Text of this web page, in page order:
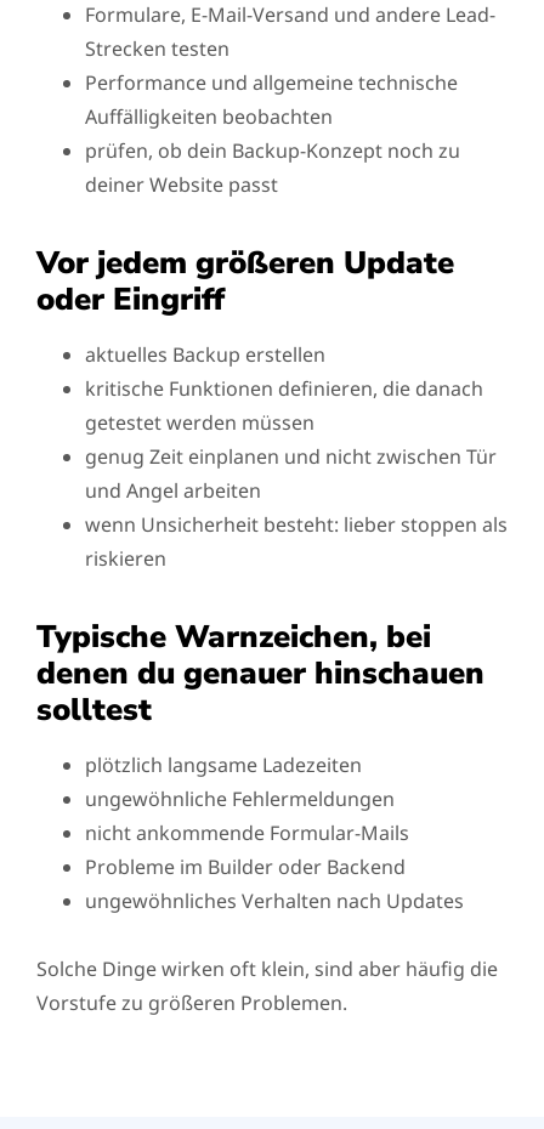
Formulare, E-Mail-Versand und andere Lead-
Strecken testen
Performance und allgemeine technische
Auffälligkeiten beobachten
prüfen, ob dein Backup-Konzept noch zu
deiner Website passt
Vor jedem größeren Update
oder Eingriff
aktuelles Backup erstellen
kritische Funktionen definieren, die danach
getestet werden müssen
genug Zeit einplanen und nicht zwischen Tür
und Angel arbeiten
wenn Unsicherheit besteht: lieber stoppen als
riskieren
Typische Warnzeichen, bei
denen du genauer hinschauen
solltest
plötzlich langsame Ladezeiten
ungewöhnliche Fehlermeldungen
nicht ankommende Formular-Mails
Probleme im Builder oder Backend
ungewöhnliches Verhalten nach Updates
Solche Dinge wirken oft klein, sind aber häufig die
Vorstufe zu größeren Problemen.